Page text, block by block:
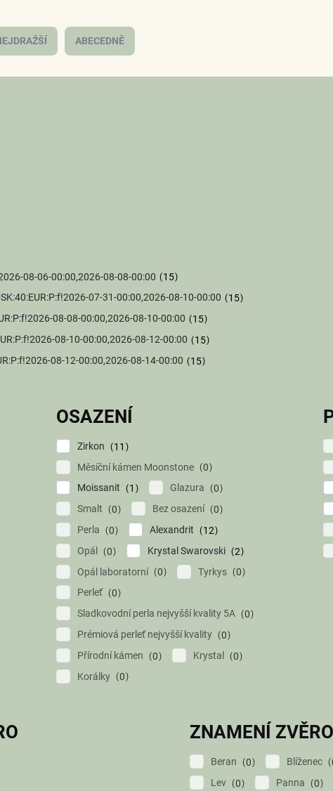
ABECEDNĚ
08-06-00:00,2026-08-08-00:00
15
07-31-00:00,2026-08-10-00:00
15
08-08-00:00,2026-08-10-00:00
15
08-10-00:00,2026-08-12-00:00
15
08-12-00:00,2026-08-14-00:00
15
OSAZENÍ
Zirkon
11
Měsíční kámen Moonstone
0
Moissanit
1 Glazura
0
Smalt
0 Bez osazení
0
Perla
0 Alexandrit
12
Opál
0 Krystal Swarovski
2
Opál laboratorní
0 Tyrkys
0
Perleť
0
Sladkovodní perla nejvyšší kvality 5A
0
Prémiová perleť nejvyšší kvality
0
Přírodní kámen
0 Krystal
0
Korálky
0
ZNAMENÍ
Beran 0 Blíženec
Lev
0 Panna
0